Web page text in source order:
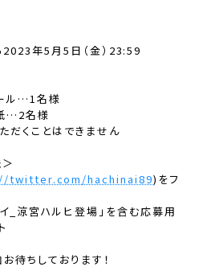
年5月5日（金）23:59
ル…1名様
…2名様
だくことはできません
twitter.com/hachinai89)をフ
_涼宮ハルヒ登場」を含む応募用
待ちしております！